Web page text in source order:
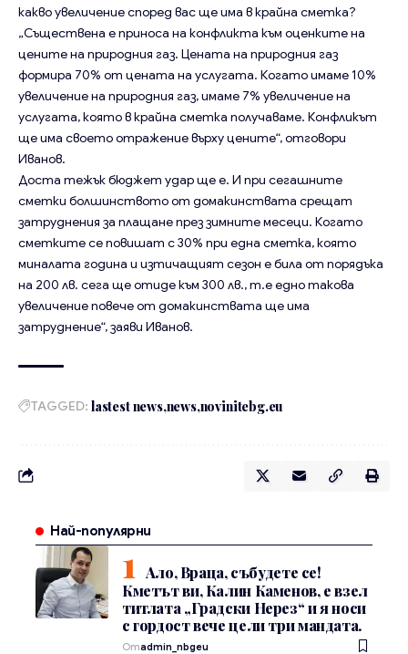
какво увеличение според вас ще има в крайна сметка?
„Съществена е приноса на конфликта към оценките на
цените на природния газ. Цената на природния газ
формира 70% от цената на услугата. Когато имаме 10%
увеличение на природния газ, имаме 7% увеличение на
услугата, която в крайна сметка получаваме. Конфликът
ще има своето отражение върху цените“, отговори
Иванов.
Доста тежък бюджет удар ще е. И при сегашните
сметки болшинството от домакинствата срещат
затруднения за плащане през зимните месеци. Когато
сметките се повишат с 30% при една сметка, която
миналата година и изтичащият сезон е била от порядъка
на 200 лв. сега ще отиде към 300 лв., т.е едно такова
увеличение повече от домакинствата ще има
затруднение“, заяви Иванов.
TAGGED: lastest news news novinitebg.eu
Най-популярни
Ало, Враца, събудете се!
Кметът ви, Калин Каменов, е взел
титлата „Градски Нерез“ и я носи
с гордост вече цели три мандата.
Отadmin_nbgeu